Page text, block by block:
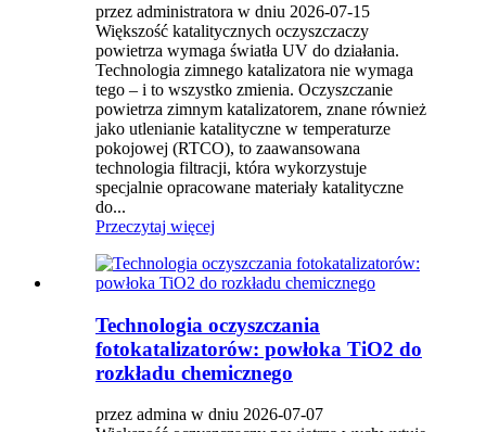
przez administratora w dniu 2026-07-15
Większość katalitycznych oczyszczaczy
powietrza wymaga światła UV do działania.
Technologia zimnego katalizatora nie wymaga
tego – i to wszystko zmienia. Oczyszczanie
powietrza zimnym katalizatorem, znane również
jako utlenianie katalityczne w temperaturze
pokojowej (RTCO), to zaawansowana
technologia filtracji, która wykorzystuje
specjalnie opracowane materiały katalityczne
do...
Przeczytaj więcej
Technologia oczyszczania
fotokatalizatorów: powłoka TiO2 do
rozkładu chemicznego
przez admina w dniu 2026-07-07